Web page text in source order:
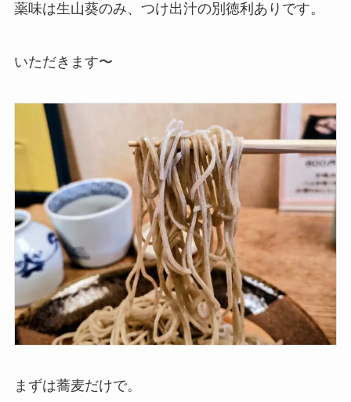
薬味は生山葵のみ、つけ出汁の別徳利ありです。
いただきます〜
まずは蕎麦だけで。